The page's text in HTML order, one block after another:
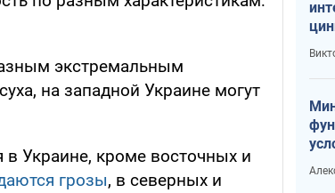
экстремальным
на западной Украине могут
в Украине, кроме восточных и
грозы, в северных и